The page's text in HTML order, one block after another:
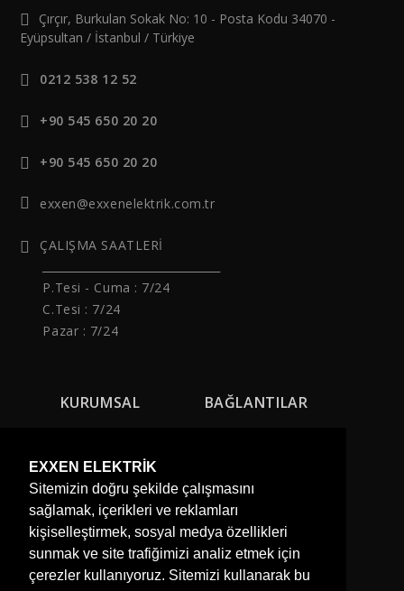
EXXEN ELEKTRİK
Sitemizin doğru şekilde çalışmasını
sağlamak, içerikleri ve reklamları
kişiselleştirmek, sosyal medya özellikleri
sunmak ve site trafiğimizi analiz etmek için
çerezler kullanıyoruz. Sitemizi kullanarak bu
Çırçır, Burkulan Sokak No: 10 - Posta Kodu 34070 -
Eyüpsultan / İstanbul / Türkiye
0212 538 12 52
+90 545 650 20 20
+90 545 650 20 20
exxen@exxenelektrik.com.tr
ÇALIŞMA SAATLERİ
P.Tesi - Cuma : 7/24
C.Tesi : 7/24
Pazar : 7/24
KURUMSAL
Firma Logosu
İnsan Kaynakları
Belgelerimiz
Hesap Numaralarımız
Bize Ulaşın
BAĞLANTILAR
Hizmetlerimiz
Blog ve Haberler